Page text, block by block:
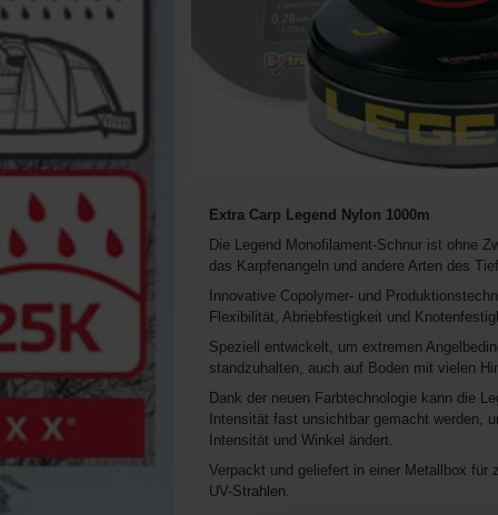
Extra Carp Legend Nylon 1000m
Die Legend Monofilament-Schnur ist ohne
das Karpfenangeln und andere Arten des
Innovative Copolymer- und
Flexibilität, Abriebfestigkeit und
Speziell entwickelt, um extremen
standzuhalten, auch auf Boden mit vielen
Dank der neuen Farbtechnologie kann die
Intensität fast unsichtbar gemacht werden,
Intensität und Winkel ändert.
Verpackt und geliefert in einer Metallbox für
UV-Strahlen.